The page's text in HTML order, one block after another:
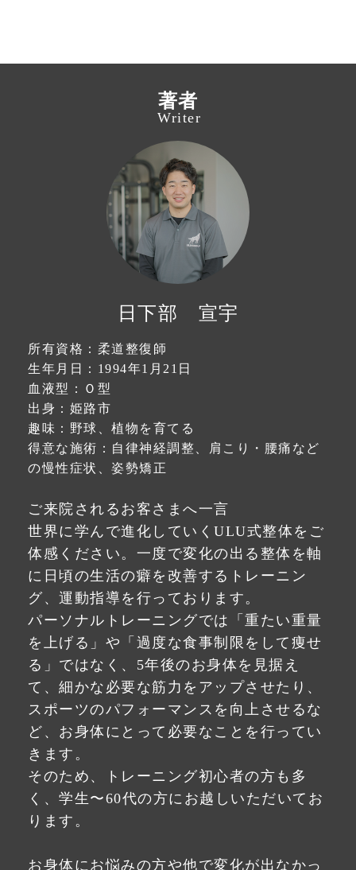
著者
Writer
日下部 宣宇
所有資格：柔道整復師
生年月日：1994年1月21日
血液型：Ｏ型
出身：姫路市
趣味：野球、植物を育てる
得意な施術：自律神経調整、肩こり・腰痛など
の慢性症状、姿勢矯正
ご来院されるお客さまへ一言
世界に学んで進化していくULU式整体をご
体感ください。一度で変化の出る整体を軸
に日頃の生活の癖を改善するトレーニン
グ、運動指導を行っております。
パーソナルトレーニングでは「重たい重量
を上げる」や「過度な食事制限をして痩せ
る」ではなく、5年後のお身体を見据え
て、細かな必要な筋力をアップさせたり、
スポーツのパフォーマンスを向上させるな
ど、お身体にとって必要なことを行ってい
きます。
そのため、トレーニング初心者の方も多
く、学生〜60代の方にお越しいただいてお
ります。
お身体にお悩みの方や他で変化が出なかっ